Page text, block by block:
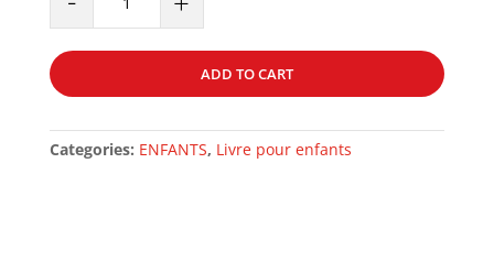
expliqués
aux
-
ROSE
ADD TO CART
Categories: ENFANTS, Livre pour enfants